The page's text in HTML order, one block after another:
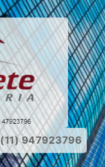
(11) 947923796